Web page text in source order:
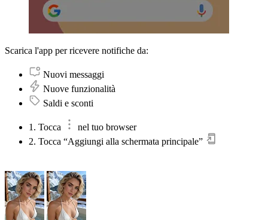
Scarica l'app per ricevere notifiche da:
Nuovi messaggi
Nuove funzionalità
Saldi e sconti
1. Tocca
nel tuo browser
2. Tocca “Aggiungi alla schermata principale”